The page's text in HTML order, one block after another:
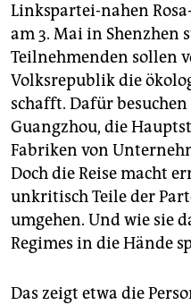
Linkspartei-nahen
am 3. Mai in Shenzhen
Teilnehmenden sollen
Volksrepublik die
schafft. Dafür
Guangzhou, die
Fabriken von
Doch die Reise macht
unkritisch Teile der
umgehen. Und wie sie
Regimes in die Hände
Das zeigt etwa die